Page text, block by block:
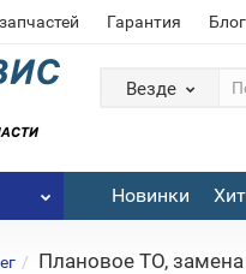
Гарантия Блог
Везде
Новинки
Плановое ТО,